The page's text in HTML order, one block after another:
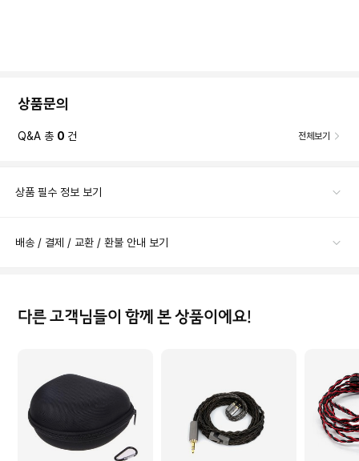
상품문의
Q&A 총 0 건 전체보기
상품 필수 정보 보기
배송 / 결제 / 교환 / 환불 안내 보기
다른 고객님들이 함께 본 상품이에요!